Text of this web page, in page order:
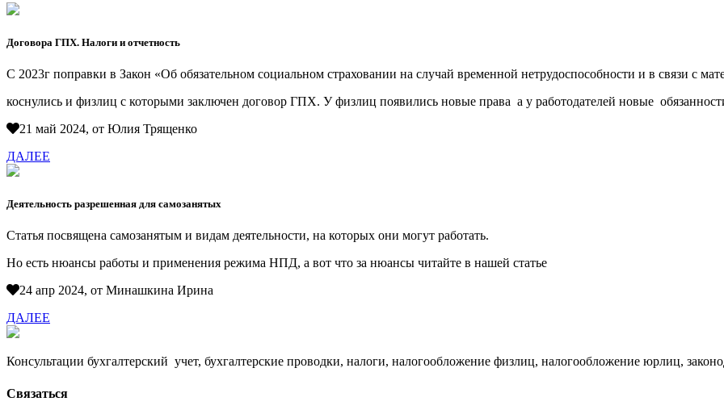
Договора ГПХ. Налоги и отчетность
С 2023г поправки в Закон «Об обязательном социальном страховании на случай временной нетрудоспособности и в связи с
коснулись и физлиц с которыми заключен договор ГПХ. У физлиц появились новые права а у работодателей новые
21 май 2024, от Юлия Трященко
ДАЛЕЕ
Деятельность разрешенная для самозанятых
Статья посвящена самозанятым и видам деятельности, на которых они могут работать.
Но есть нюансы работы и применения режима НПД, а вот что за нюансы читайте в нашей статье
24 апр 2024, от Минашкина Ирина
ДАЛЕЕ
Консультации бухгалтерский учет, бухгалтерские проводки, налоги, налогообложение физлиц, налогообложение юрлиц,
Связаться